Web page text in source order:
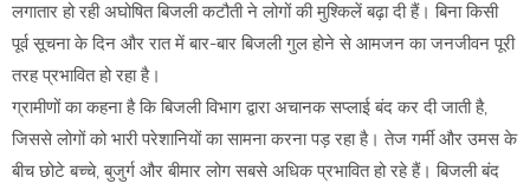
लगातार हो रही अघोषित बिजली कटौती ने लोगों की मुश्किलें बढ़ा दी हैं। बिना किसी
पूर्व सूचना के दिन और रात में बार-बार बिजली गुल होने से आमजन का जनजीवन पूरी
तरह प्रभावित हो रहा है।
ग्रामीणों का कहना है कि बिजली विभाग द्वारा अचानक सप्लाई बंद कर दी जाती है,
जिससे लोगों को भारी परेशानियों का सामना करना पड़ रहा है। तेज गर्मी और उमस के
बीच छोटे बच्चे, बुजुर्ग और बीमार लोग सबसे अधिक प्रभावित हो रहे हैं। बिजली बंद